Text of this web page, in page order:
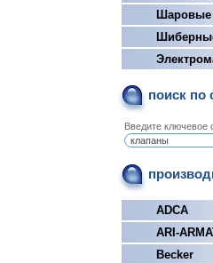
Шаровые
поиск по
Введите ключевое
ADCA
ARI-
Becker